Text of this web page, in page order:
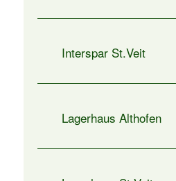
Interspar St.Veit
Lagerhaus Althofen